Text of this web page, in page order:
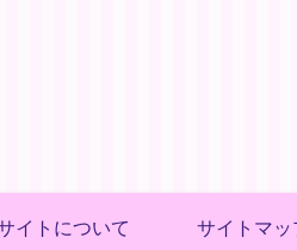
イトについて サイトマッ